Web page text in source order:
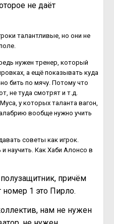
не даёт
талантливые, но они не
нужен тренер, который
а ещё показывать куда
бить по мячу. Потому что
не туда смотрят и т.д.
у которых таланта вагон,
вообще нужно учить
советы как игрок.
научить. Как Хаби Алонсо в
причём
1 это Пирло.
нам не нужен